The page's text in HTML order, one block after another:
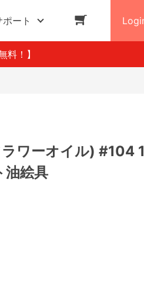
ポート
料！】
ワーオイル) #104
絵具